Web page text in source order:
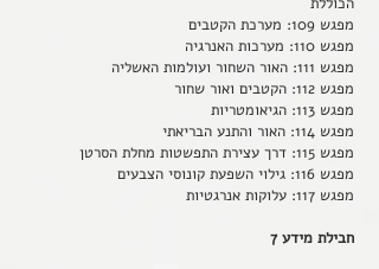
מפגש 109: מערכת הקטבים
מפגש 110: מערכות האנרגיה
מפגש 111: האור השחור ועולמות האשליה
מפגש 112: הקטבים ואור שחור
מפגש 113: הגיאומטריות
מפגש 114: האור והתנע הבריאתי
מפגש 115: דרך עצירת התפשטות מחלת הסרטן
מפגש 116: גילוי השפעת קונוסי הצבעים
מפגש 117: עלוקות אנרגטיות
חבילת מידע 7